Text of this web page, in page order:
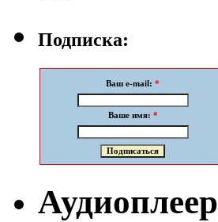
Подписка:
Ваш e-mail: *
Ваше имя: *
Аудиоплеер